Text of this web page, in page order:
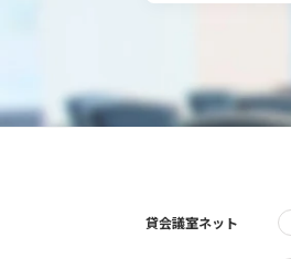
貸会議室ネット